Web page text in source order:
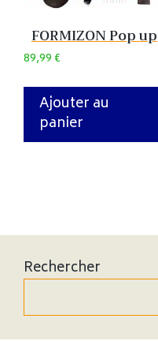
FORMIZON Pop up
89,99€
Ajouter au
panier
Rechercher